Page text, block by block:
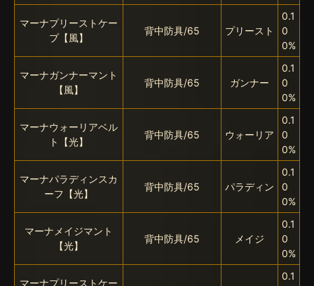
マーナプリーストケー
プ【風】
背中防具/65 プリースト
0.1
0
0%
マーナガンナーマント
【風】
背中防具/65 ガンナー
0.1
0
0%
マーナウォーリアベル
ト【光】
背中防具/65 ウォーリア
0.1
0
0%
マーナパラディンスカ
ーフ【光】
背中防具/65 パラディン
0.1
0
0%
マーナメイジマント
【光】
背中防具/65 メイジ
0.1
0
0%
マーナプリーストケー
0.1